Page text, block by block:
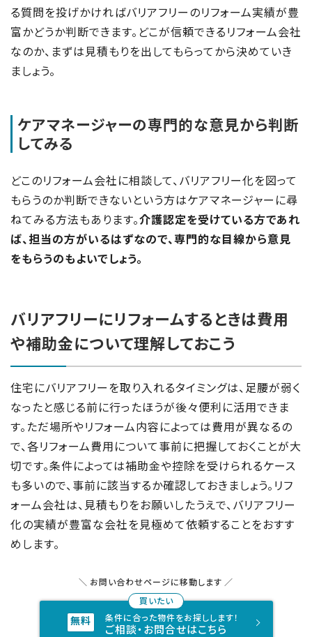
る質問を投げかければバリアフリーのリフォーム実績が豊
富かどうか判断できます。どこが信頼できるリフォーム会社
なのか、まずは見積もりを出してもらってから決めていき
ましょう。
ケアマネージャーの専門的な意見から判断
してみる
どこのリフォーム会社に相談して、バリアフリー化を図って
もらうのか判断できないという方はケアマネージャーに尋
ねてみる方法もあります。介護認定を受けている方であれ
ば、担当の方がいるはずなので、専門的な目線から意見
をもらうのもよいでしょう。
バリアフリーにリフォームするときは費用
や補助金について理解しておこう
住宅にバリアフリーを取り入れるタイミングは、足腰が弱く
なったと感じる前に行ったほうが後々便利に活用できま
す。ただ場所やリフォーム内容によっては費用が異なるの
で、各リフォーム費用について事前に把握しておくことが大
切です。条件によっては補助金や控除を受けられるケース
も多いので、事前に該当するか確認しておきましょう。リフ
ォーム会社は、見積もりをお願いしたうえで、バリアフリー
化の実績が豊富な会社を見極めて依頼することをおすす
めします。
お問い合わせページに移動します
条件に合った物件をお探しします！
ご相談・お問合せはこちら